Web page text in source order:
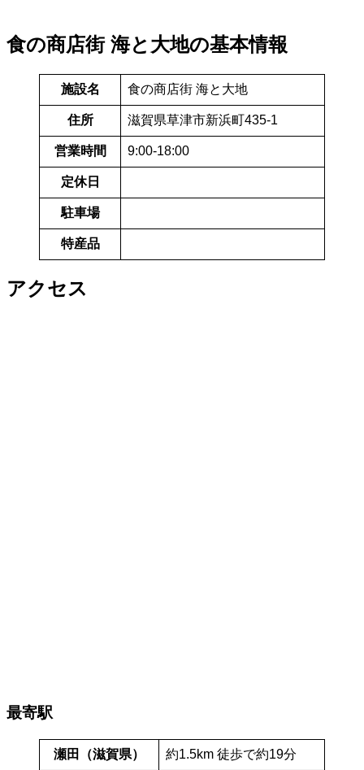
食の商店街 海と大地の基本情報
施設名 食の商店街 海と大地
住所 滋賀県草津市新浜町435-1
営業時間 9:00-18:00
定休日
駐車場
特産品
アクセス
最寄駅
瀬田（滋賀県） 約1.5km 徒歩で約19分